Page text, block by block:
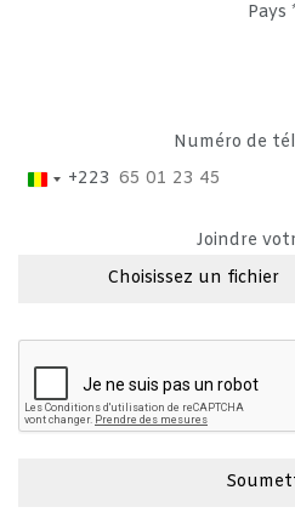
Pays
Numéro de
Mali+223
Joindre
Choisissez un fichier